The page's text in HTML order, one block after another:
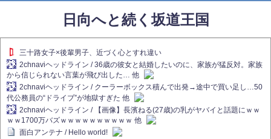
日向へと続く坂道王国
三十路女子×後輩男子、近づく心とすれ違い
2chnaviヘッドライン / 36歳の彼女と結婚したいのに、家族が猛反対。家族
から信じられない言葉が飛び出した… 他
2chnaviヘッドライン / クーラーボックス積んで出発→途中で買い足し…50
代公務員の“ドライブ”が地獄すぎた 他
2chnaviヘッドライン / 【画像】長濱ねる(27歳)の乳がヤバイと話題にｗｗ
ｗｗ1700万バズｗｗｗｗｗｗｗｗｗｗ 他
面白アンテナ / Hello world!